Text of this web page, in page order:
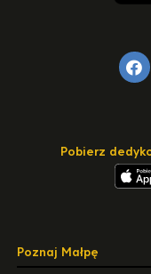
Pobierz
Poznaj Małpę